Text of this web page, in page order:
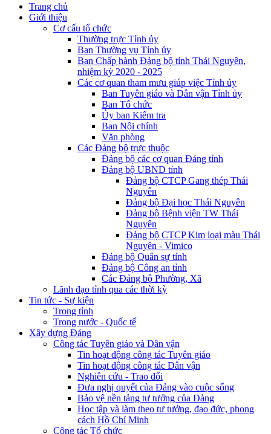
Trang chủ
Giới thiệu
Cơ cấu tổ chức
Thường trực Tỉnh ủy
Ban Thường vụ Tỉnh ủy
Ban Chấp hành Đảng bộ tỉnh Thái Nguyên,
nhiệm kỳ 2020 - 2025
Các cơ quan tham mưu giúp việc Tỉnh ủy
Ban Tuyên giáo và Dân vận Tỉnh ủy
Ban Tổ chức
Ủy ban Kiểm tra
Ban Nội chính
Văn phòng
Các Đảng bộ trực thuộc
Đảng bộ các cơ quan Đảng tỉnh
Đảng bộ UBND tỉnh
Đảng bộ CTCP Gang thép Thái
Nguyên
Đảng bộ Đại học Thái Nguyên
Đảng bộ Bệnh viện TW Thái
Nguyên
Đảng bộ CTCP Kim loại màu Thái
Nguyên - Vimico
Đảng bộ Quân sự tỉnh
Đảng bộ Công an tỉnh
Các Đảng bộ Phường, Xã
Lãnh đạo tỉnh qua các thời kỳ
Tin tức - Sự kiện
Trong tỉnh
Trong nước - Quốc tế
Xây dựng Đảng
Công tác Tuyên giáo và Dân vận
Tin hoạt động công tác Tuyên giáo
Tin hoạt động công tác Dân vận
Nghiên cứu - Trao đổi
Đưa nghị quyết của Đảng vào cuộc sống
Bảo vệ nền tảng tư tưởng của Đảng
Học tập và làm theo tư tưởng, đạo đức, phong
cách Hồ Chí Minh
Công tác Tổ chức